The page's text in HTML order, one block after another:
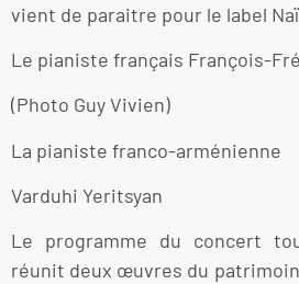
vient de paraitre pour le label
Le pianiste français François-
(Photo Guy Vivien)
La pianiste franco-arménienne
Varduhi Yeritsyan
Le programme du concert
réunit deux œuvres du